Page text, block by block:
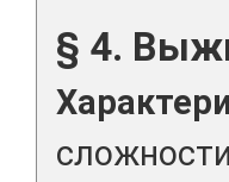
§ 4.